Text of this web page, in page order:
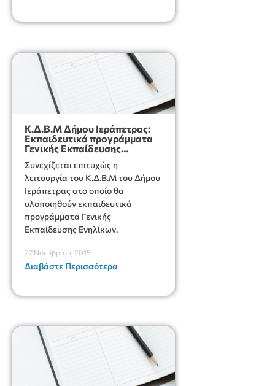
εξασφάλιση κοινόχρηστων και
Κ.Δ.Β.Μ Δήμου Ιεράπετρας:
Eκπαιδευτικά προγράμματα
Γενικής Εκπαίδευσης
Συνεχίζεται επιτυχώς η
λειτουργία του Κ.Δ.Β.Μ του Δήμου
Ιεράπετρας στο οποίο θα
υλοποιηθούν εκπαιδευτικά
προγράμματα Γενικής
Εκπαίδευσης Ενηλίκων.
27 Νοεμβρίου, 2015
Διαβάστε Περισσότερα